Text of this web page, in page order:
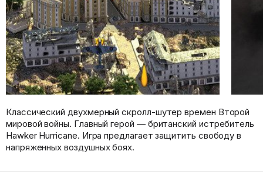
Классический двухмерный скролл-шутер времен Второй
мировой войны. Главный герой — британский истребитель
Hawker Hurricane. Игра предлагает защитить свободу в
напряженных воздушных боях.